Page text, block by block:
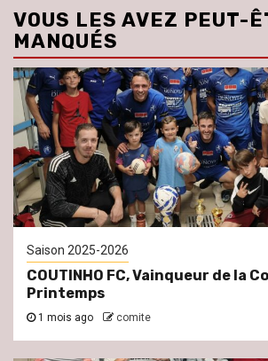
VOUS LES AVEZ PEUT-
MANQUÉS
Saison 2025-2026
COUTINHO FC, Vainqueur de la
Printemps
1 mois ago comite